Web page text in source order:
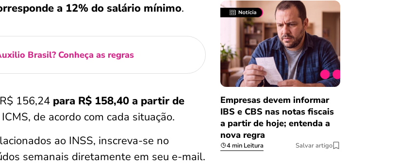
a 12% do salário mínimo.
Brasil? Conheça as regras
156,24 para R$ 158,40 a partir de
de acordo com cada situação.
ao INSS, inscreva-se no
semanais diretamente em seu e-mail.
Empresas devem informar
IBS e CBS nas notas fiscais
a partir de hoje; entenda a
nova regra
4 min Leitura Salvar artigo